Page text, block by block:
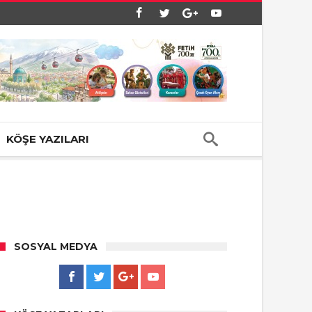
KÖŞE YAZILARI
SOSYAL MEDYA